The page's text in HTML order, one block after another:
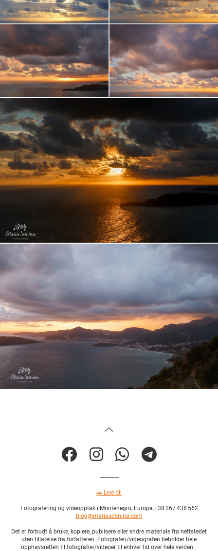
-------------
🚗 Leie bil
Fotografering og videopptak i Montenegro, Europa.+38 267 438 562
blog@mariasosnina.com
Det er forbudt å bruke, kopiere, publisere eller endre materiale fra nettstedet
uten tillatelse fra forfatteren. Fotografen/videografen beholder hele
opphavsretten til fotografier/videoer til enhver tid over hele verden.